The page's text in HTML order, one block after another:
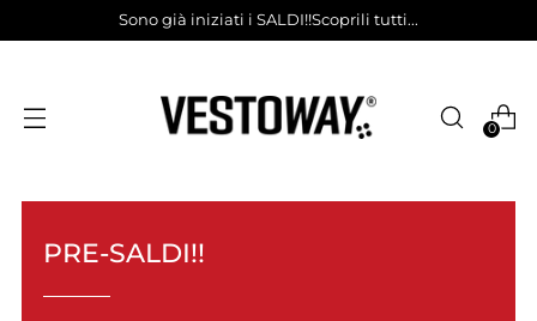
Sono già iniziati i SALDI!!Scoprili tutti...
0
PRE-SALDI!!